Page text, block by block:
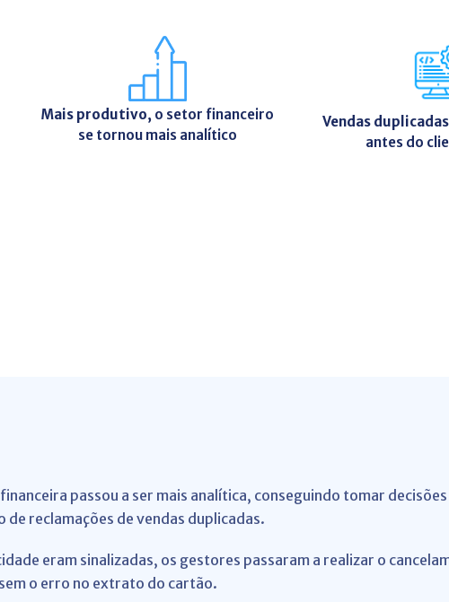
Mais produtivo, o setor financeiro
se tornou mais analítico
Vendas
antes do
passou a ser mais analítica, conseguindo tomar
reclamações de vendas duplicadas.
eram sinalizadas, os gestores passaram a realizar o
o erro no extrato do cartão.